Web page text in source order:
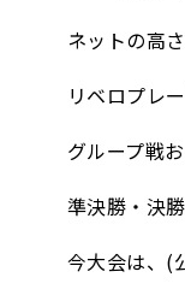
ネットの高
リベロプレ
グループ戦
準決勝・決
今大会は、(